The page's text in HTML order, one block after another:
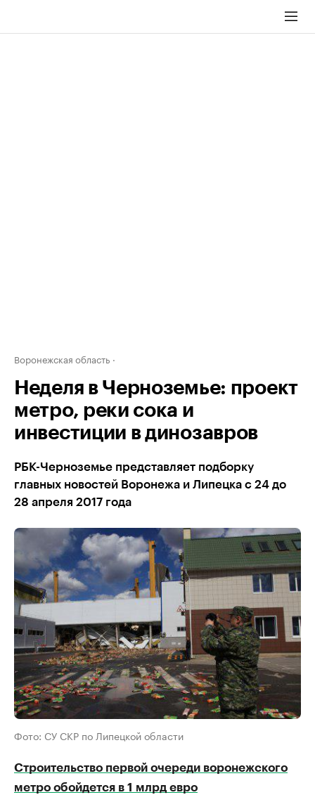
Воронежская область
Неделя в Черноземье: проект
метро, реки сока и
инвестиции в динозавров
РБК-Черноземье представляет подборку
главных новостей Воронежа и Липецка с 24 до
28 апреля 2017 года
Фото: СУ СКР по Липецкой области
Строительство первой очереди воронежского
метро обойдется в 1 млрд евро